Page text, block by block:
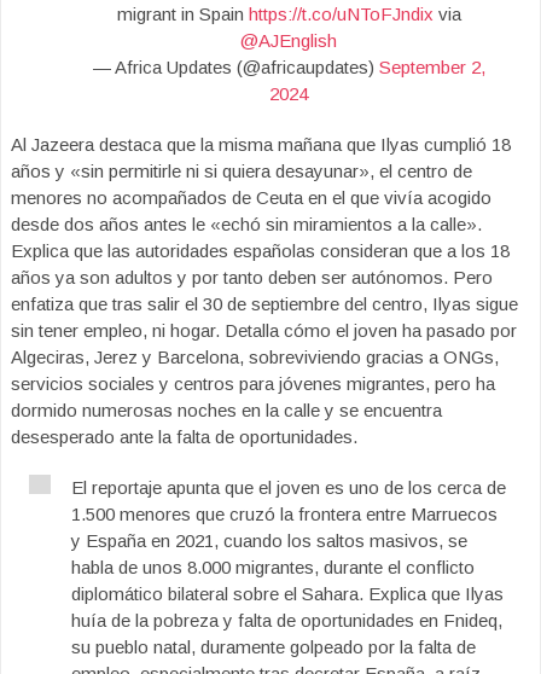
migrant in Spain https://t.co/uNToFJndix via
@AJEnglish
— Africa Updates (@africaupdates) September 2,
2024
Al Jazeera destaca que la misma mañana que Ilyas cumplió 18
años y «sin permitirle ni si quiera desayunar», el centro de
menores no acompañados de Ceuta en el que vivía acogido
desde dos años antes le «echó sin miramientos a la calle».
Explica que las autoridades españolas consideran que a los 18
años ya son adultos y por tanto deben ser autónomos. Pero
enfatiza que tras salir el 30 de septiembre del centro, Ilyas sigue
sin tener empleo, ni hogar. Detalla cómo el joven ha pasado por
Algeciras, Jerez y Barcelona, sobreviviendo gracias a ONGs,
servicios sociales y centros para jóvenes migrantes, pero ha
dormido numerosas noches en la calle y se encuentra
desesperado ante la falta de oportunidades.
El reportaje apunta que el joven es uno de los cerca de
1.500 menores que cruzó la frontera entre Marruecos
y España en 2021, cuando los saltos masivos, se
habla de unos 8.000 migrantes, durante el conflicto
diplomático bilateral sobre el Sahara. Explica que Ilyas
huía de la pobreza y falta de oportunidades en Fnideq,
su pueblo natal, duramente golpeado por la falta de